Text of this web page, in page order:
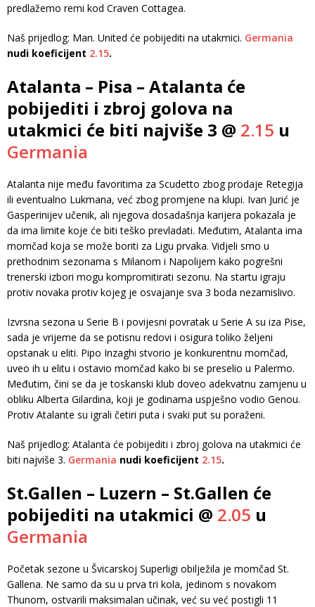
predlažemo remi kod Craven Cottagea.
Naš prijedlog: Man. United će pobijediti na utakmici. Germania
nudi koeficijent 2.15.
Atalanta – Pisa – Atalanta će
pobijediti i zbroj golova na
utakmici će biti najviše 3 @ 2.15 u
Germania
Atalanta nije među favoritima za Scudetto zbog prodaje Retegija
ili eventualno Lukmana, već zbog promjene na klupi. Ivan Jurić je
Gasperinijev učenik, ali njegova dosadašnja karijera pokazala je
da ima limite koje će biti teško prevladati. Međutim, Atalanta ima
momčad koja se može boriti za Ligu prvaka. Vidjeli smo u
prethodnim sezonama s Milanom i Napolijem kako pogrešni
trenerski izbori mogu kompromitirati sezonu. Na startu igraju
protiv novaka protiv kojeg je osvajanje sva 3 boda nezamislivo.
Izvrsna sezona u Serie B i povijesni povratak u Serie A su iza Pise,
sada je vrijeme da se potisnu redovi i osigura toliko željeni
opstanak u eliti. Pipo Inzaghi stvorio je konkurentnu momčad,
uveo ih u elitu i ostavio momčad kako bi se preselio u Palermo.
Međutim, čini se da je toskanski klub doveo adekvatnu zamjenu u
obliku Alberta Gilardina, koji je godinama uspješno vodio Genou.
Protiv Atalante su igrali četiri puta i svaki put su poraženi.
Naš prijedlog: Atalanta će pobijediti i zbroj golova na utakmici će
biti najviše 3. Germania nudi koeficijent 2.15.
St.Gallen – Luzern – St.Gallen će
pobijediti na utakmici @ 2.05 u
Germania
Početak sezone u Švicarskoj Superligi obilježila je momčad St.
Gallena. Ne samo da su u prva tri kola, jedinom s novakom
Thunom, ostvarili maksimalan učinak, već su već postigli 11